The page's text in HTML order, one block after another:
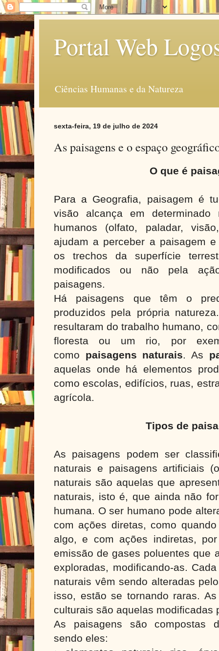
Portal Web
Ciências Humanas e da Natureza
sexta-feira, 19 de julho de 2024
As paisagens e o espaço
O que é
Para a Geografia, paisagem é
visão alcança em determinado
humanos (olfato, paladar,
ajudam a perceber a paisagem
os trechos da superfície
modificados ou não pela
paisagens.
Há paisagens que têm o
produzidos pela própria
resultaram do trabalho humano,
floresta ou um rio, por
como paisagens naturais. As
aquelas onde há elementos
como escolas, edifícios, ruas,
agrícola.
Tipos de
As paisagens podem ser
naturais e paisagens artificiais
naturais são aquelas que
naturais, isto é, que ainda não
humana. O ser humano pode
com ações diretas, como
algo, e com ações indiretas,
emissão de gases poluentes que
exploradas, modificando-as.
naturais vêm sendo alteradas
isso, estão se tornando raras.
culturais são aquelas modificadas
As paisagens são compostas
sendo eles: